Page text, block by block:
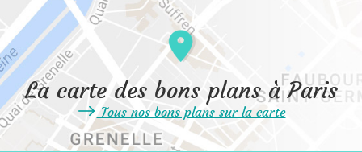
La carte des bons plans à Paris
Tous nos bons plans sur la carte